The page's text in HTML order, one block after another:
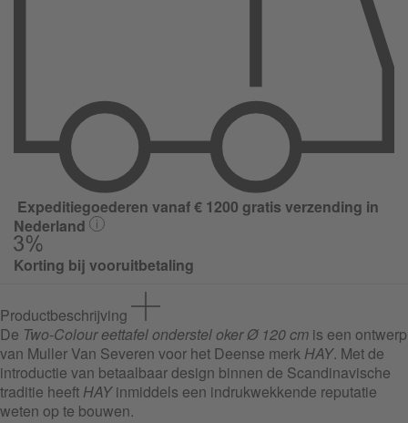
Expeditiegoederen vanaf € 1200 gratis verzending in
Nederland
Korting bij vooruitbetaling
Productbeschrijving
De Two-Colour eettafel onderstel oker Ø 120 cm is een ontwerp
van Muller Van Severen voor het Deense merk HAY. Met de
introductie van betaalbaar design binnen de Scandinavische
traditie heeft HAYinmiddels een indrukwekkende reputatie
weten op te bouwen.